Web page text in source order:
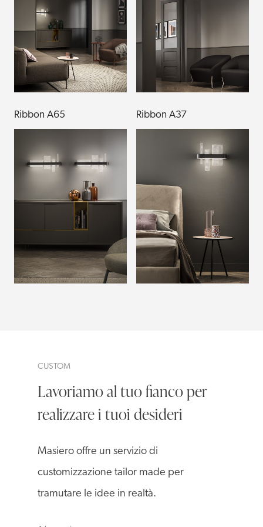
Ribbon A65 Ribbon A37
CUSTOM
Lavoriamo al tuo fianco per
realizzare i tuoi desideri
Masiero offre un servizio di
customizzazione tailor made per
tramutare le idee in realtà.